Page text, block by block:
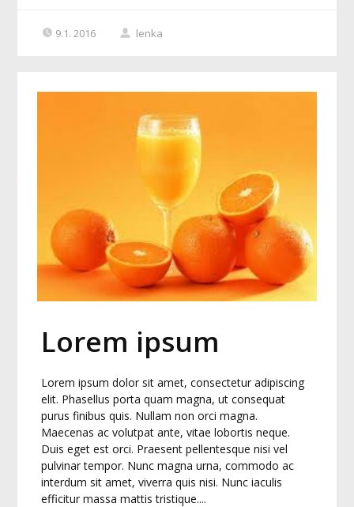
9.1. 2016 lenka
Lorem ipsum
Lorem ipsum dolor sit amet, consectetur adipiscing
elit. Phasellus porta quam magna, ut consequat
purus finibus quis. Nullam non orci magna.
Maecenas ac volutpat ante, vitae lobortis neque.
Duis eget est orci. Praesent pellentesque nisi vel
pulvinar tempor. Nunc magna urna, commodo ac
interdum sit amet, viverra quis nisi. Nunc iaculis
efficitur massa mattis tristique....